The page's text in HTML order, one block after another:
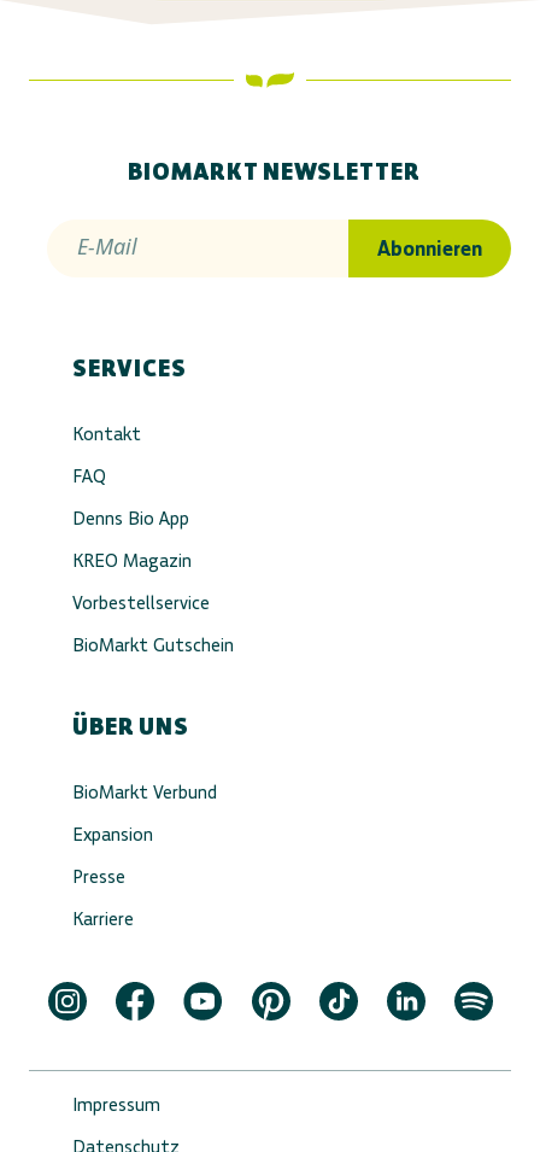
BIOMARKT NEWSLETTER
E-Mail Abonnieren
SERVICES
Kontakt
FAQ
Denns Bio App
KREO Magazin
Vorbestellservice
BioMarkt Gutschein
ÜBER UNS
BioMarkt Verbund
Expansion
Presse
Karriere
Impressum
Datenschutz